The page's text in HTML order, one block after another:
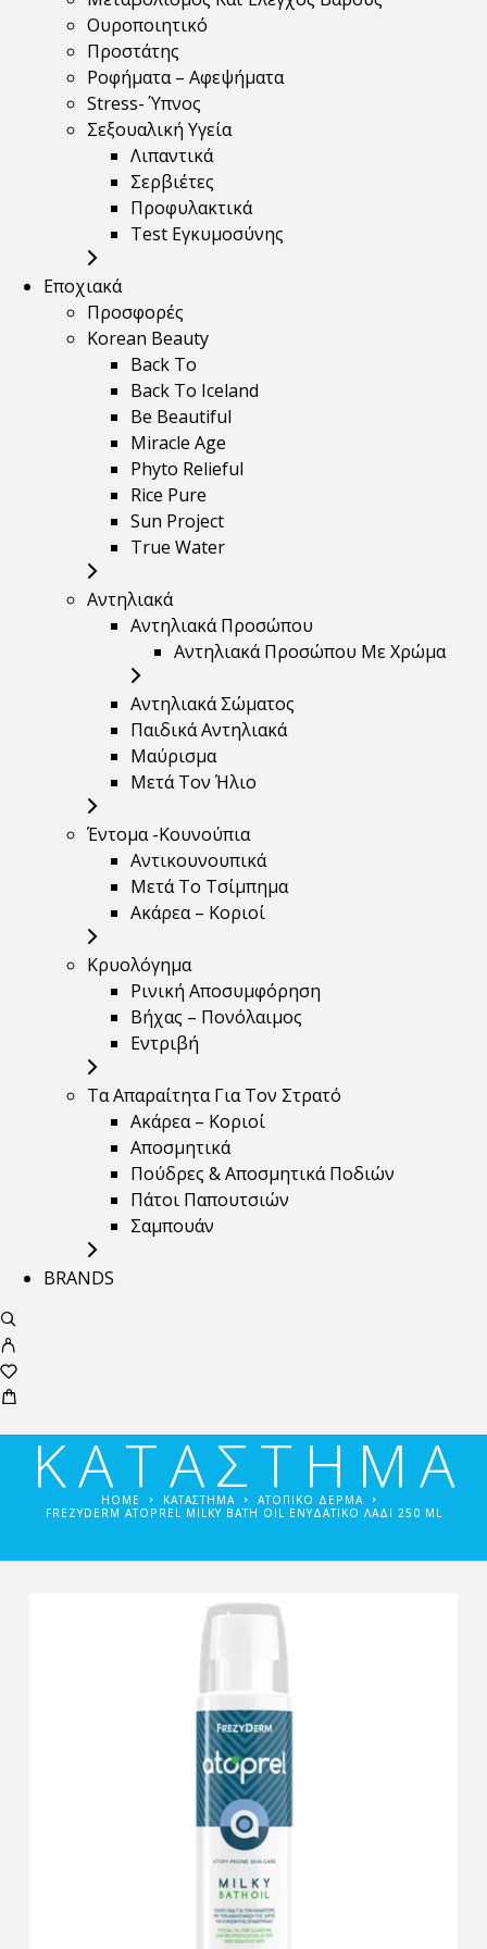
Ουροποιητικό
Προστάτης
Ροφήματα – Αφεψήματα
Stress- Ύπνος
Σεξουαλική Υγεία
Λιπαντικά
Σερβιέτες
Προφυλακτικά
Test Εγκυμοσύνης
Εποχιακά
Προσφορές
Korean Beauty
Back To
Back To Iceland
Be Beautiful
Miracle Age
Phyto Relieful
Rice Pure
Sun Project
True Water
Αντηλιακά
Αντηλιακά Προσώπου
Αντηλιακά Προσώπου Με Χρώμα
Αντηλιακά Σώματος
Παιδικά Αντηλιακά
Μαύρισμα
Mετά Τον Ήλιο
Έντομα -Κουνούπια
Αντικουνουπικά
Μετά Το Τσίμπημα
Ακάρεα – Κοριοί
Κρυολόγημα
Ρινική Αποσυμφόρηση
Βήχας – Πονόλαιμος
Εντριβή
Τα Απαραίτητα Για Τον Στρατό
Ακάρεα – Κοριοί
Αποσμητικά
Πούδρες & Αποσμητικά Ποδιών
Πάτοι Παπουτσιών
Σαμπουάν
BRANDS
ΚΑΤΑΣΤΗΜΑ
HOME ΚΑΤΑΣΤΗΜΑ
ΑΤΟΠΙΚΌ ΔΈΡΜΑ
FREZYDERM ATOPREL MILKY BATH OIL ΕΝΥΔΑΤΙΚΌ ΛΆΔΙ 250 ML